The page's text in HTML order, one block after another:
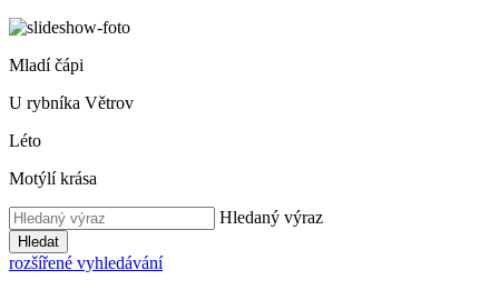
Mladí čápi
U rybníka Větrov
Léto
Motýlí krása
Hledaný výraz
Hledat
rozšířené vyhledávání